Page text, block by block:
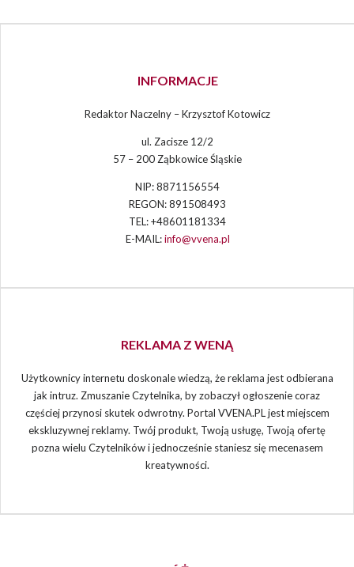
INFORMACJE
Redaktor Naczelny – Krzysztof Kotowicz
ul. Zacisze 12/2
57 – 200 Ząbkowice Śląskie
NIP: 8871156554
REGON: 891508493
TEL: +48601181334
E-MAIL:info@vvena.pl
REKLAMA Z WENĄ
Użytkownicy internetu doskonale wiedzą, że reklama jest odbierana
jak intruz. Zmuszanie Czytelnika, by zobaczył ogłoszenie coraz
częściej przynosi skutek odwrotny. Portal VVENA.PL jest miejscem
ekskluzywnej reklamy. Twój produkt, Twoją usługę, Twoją ofertę
pozna wielu Czytelników i jednocześnie staniesz się mecenasem
kreatywności.